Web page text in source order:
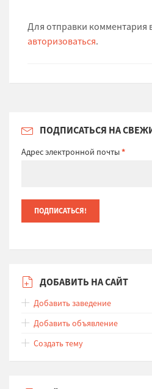
Для отправки комментария
авторизоваться.
ПОДПИСАТЬСЯ НА
Адрес электронной почты*
ДОБАВИТЬ НА САЙТ
Добавить заведение
Добавить объявление
Создать тему